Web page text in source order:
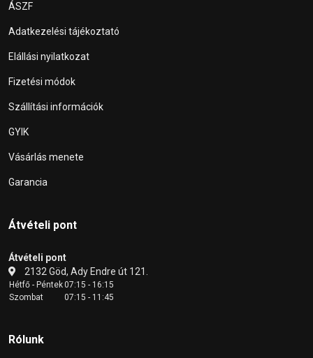
ÁSZF
Adatkezelési tájékoztató
Elállási nyilatkozat
Fizetési módok
Szállítási információk
GYIK
Vásárlás menete
Garancia
Átvételi pont
Átvételi pont
2132 Göd, Ady Endre út 121.
Hétfő - Péntek07:15 - 16:15
Szombat
07:15 - 11:45
Rólunk